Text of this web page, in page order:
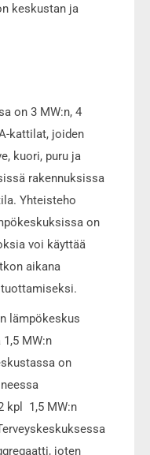
keskustan ja
on 3 MW:n, 4
kattilat, joiden
kuori, puru ja
rakennuksissa
Yhteisteho
on
voi käyttää
aikana
lämpökeskus
MW:n
on
kpl 1,5 MW:n
joten